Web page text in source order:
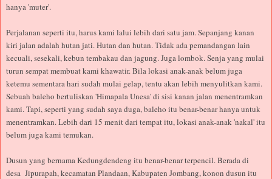
hanya 'muter'.
Perjalanan seperti itu, harus kami lalui lebih dari satu jam. Sepanjang kanan
kiri jalan adalah hutan jati. Hutan dan hutan. Tidak ada pemandangan lain
kecuali, sesekali, kebun tembakau dan jagung. Juga lombok. Senja yang mulai
turun sempat membuat kami khawatir. Bila lokasi anak-anak belum juga
ketemu sementara hari sudah mulai gelap, tentu akan lebih menyulitkan kami.
Sebuah baleho bertuliskan 'Himapala Unesa' di sisi kanan jalan menentramkan
kami. Tapi, seperti yang sudah saya duga, baleho itu benar-benar hanya untuk
menentramkan. Lebih dari 15 menit dari tempat itu, lokasi anak-anak 'nakal' itu
belum juga kami temukan.
Dusun yang bernama Kedungdendeng itu benar-benar terpencil. Berada di
desa Jipurapah, kecamatan Plandaan, Kabupaten Jombang, konon dusun itu